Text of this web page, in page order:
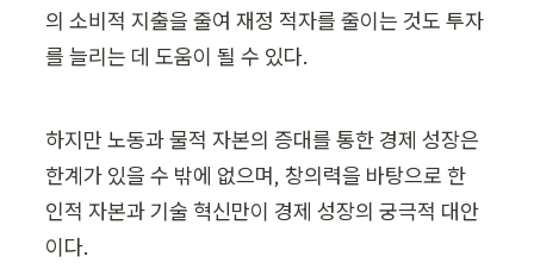
의 소비적 지출을 줄여 재정 적자를 줄이는 것도 투자
를 늘리는 데 도움이 될 수 있다.
하지만 노동과 물적 자본의 증대를 통한 경제 성장은
한계가 있을 수 밖에 없으며, 창의력을 바탕으로 한
인적 자본과 기술 혁신만이 경제 성장의 궁극적 대안
이다.